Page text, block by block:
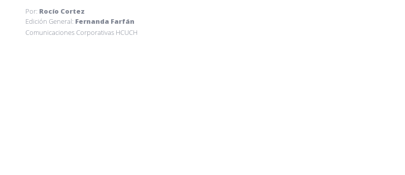
Por: Rocío Cortez
Edición General: Fernanda Farfán
Comunicaciones Corporativas HCUCH